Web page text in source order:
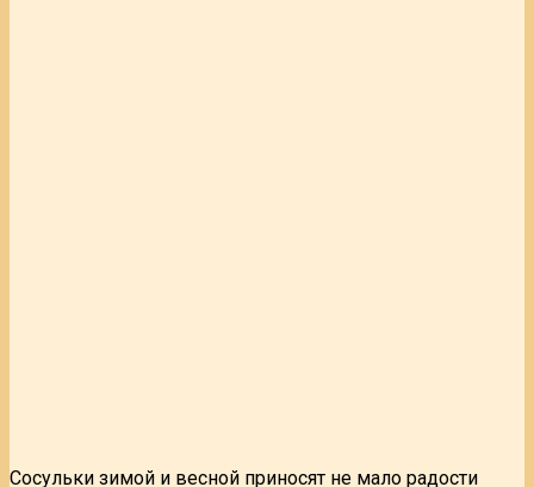
Сосульки зимой и весной приносят не мало радости